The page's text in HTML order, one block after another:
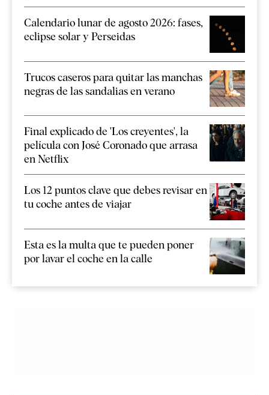
Calendario lunar de agosto 2026: fases,
eclipse solar y Perseidas
Trucos caseros para quitar las manchas
negras de las sandalias en verano
Final explicado de 'Los creyentes', la
película con José Coronado que arrasa
en Netflix
Los 12 puntos clave que debes revisar en
tu coche antes de viajar
Esta es la multa que te pueden poner
por lavar el coche en la calle